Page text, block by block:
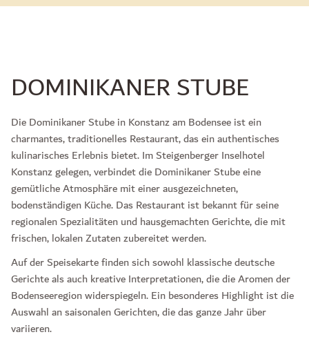
DOMINIKANER STUBE
Die Dominikaner Stube in Konstanz am Bodensee ist ein
charmantes, traditionelles Restaurant, das ein authentisches
kulinarisches Erlebnis bietet. Im Steigenberger Inselhotel
Konstanz gelegen, verbindet die Dominikaner Stube eine
gemütliche Atmosphäre mit einer ausgezeichneten,
bodenständigen Küche. Das Restaurant ist bekannt für seine
regionalen Spezialitäten und hausgemachten Gerichte, die mit
frischen, lokalen Zutaten zubereitet werden.
Auf der Speisekarte finden sich sowohl klassische deutsche
Gerichte als auch kreative Interpretationen, die die Aromen der
Bodenseeregion widerspiegeln. Ein besonderes Highlight ist die
Auswahl an saisonalen Gerichten, die das ganze Jahr über
variieren.